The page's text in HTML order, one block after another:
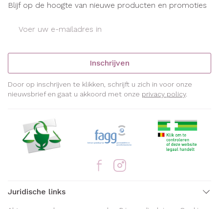
Blijf op de hoogte van nieuwe producten en promoties
Inschrijven
Door op inschrijven te klikken, schrijft u zich in voor onze
nieuwsbrief en gaat u akkoord met onze privacy policy.
Juridische links